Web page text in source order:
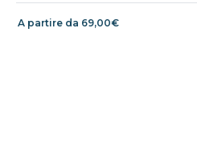
A partire da 69,00€